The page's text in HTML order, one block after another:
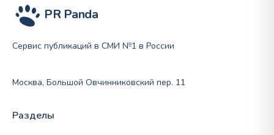
PR Panda
Сервис публикаций в СМИ №1 в России
Москва, Большой Овчинниковский пер. 11
Разделы